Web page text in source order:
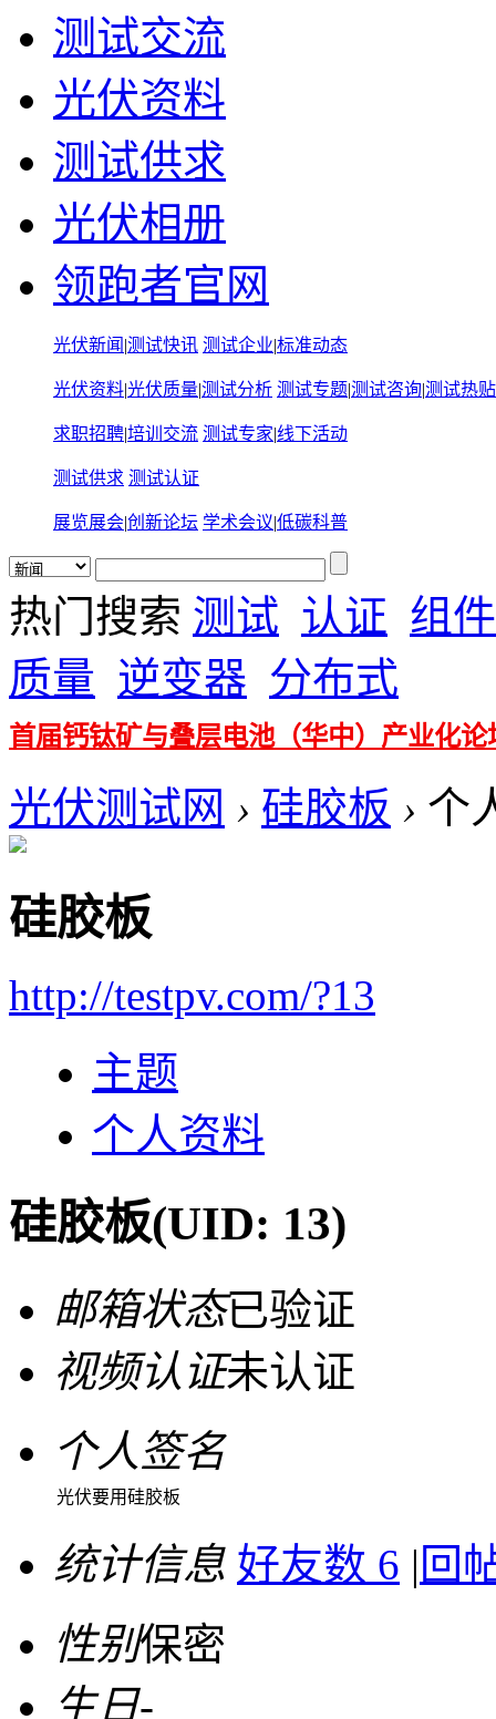
测试交流
光伏资料
测试供求
光伏相册
领跑者官网
光伏新闻 |测试快讯 测试企业|标准动态
光伏资料|光伏质量|测试分析 测试专题|测试咨询|测试热贴
求职招聘|培训交流 测试专家|线下活动
测试供求 测试认证
展览展会|创新论坛 学术会议|低碳科普
热门搜索 测试 认证 组件
质量 逆变器 分布式
首届钙钛矿与叠层电池（华中）产业化论
光伏测试网 › 硅胶板 › 个
硅胶板
http://testpv.com/?13
主题
个人资料
硅胶板(UID: 13)
邮箱状态已验证
视频认证未认证
个人签名
光伏要用硅胶板
统计信息 好友数 6 | 回
性别保密
生日-